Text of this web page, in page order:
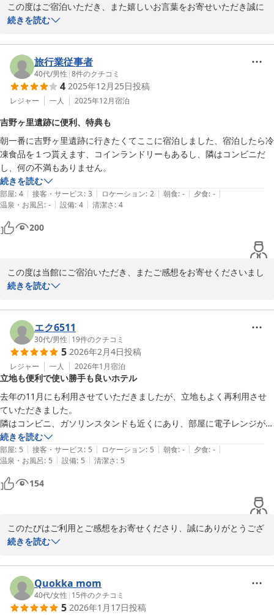
この度はご宿泊いただき、また嬉しいお言葉をお寄せいただき誠に
ありがとうございます。
大変嬉しく存じます。
お部屋のコンパクトさにつきましても、宿泊目的に合わせてご満足
いただけたようで何よりです。
隣にあるコンビニも便利にご利用いただけたようで何よりでござい
ます。
いります。
またのご来訪を心よりお待ちしております。
HOTEL R9 The Yard 神埼
ＨＯＴＥＬ Ｒ９ Ｔｈｅ Ｙａｒｄ 神埼
2026-02-17
続きを読む
旅行業従事者
40代/男性 |8件のクチコミ
4 2025年12月25日投稿
レジャー 一人 2025年12月宿泊
吉野ヶ里遺跡に便利、特典も
朝一番に吉野ヶ里遺跡に行きたくてここに宿泊しました、宿泊したら冷
凍食品を１つ貰えます、コインランドリーもあるし、隣はコンビニだ
し、何の不満もありません。
続きを読む
部屋: 4 | 接客・サービス: 3 | ロケーション: 2 | 朝食: - | 夕食: - |
温泉・お風呂: - | 設備: 4 | 清潔さ: 4
200
この度は当館にご宿泊いただき、またご感想をお寄せくださいまし
て誠にありがとうございます。
にご満足いただけたとのお言葉を頂戴し大変光栄に存じます。
軽食やコインランドリー、隣接するコンビニエンスストアなど、周
辺環境も含め快適にお過ごしいただける環境づくりを今後も継続し
てまいります。
お客様のご期待に沿えるよう、サービスの向上に努めてまいります
ので、また佐賀方面へお越しの際はぜひ当館をご利用くださいま
せ。
改めまして、この度のご利用と温かいお言葉に心より御礼申し上げ
ます。
またのご宿泊をスタッフ一同、心よりお待ち申し上げております。
HOTEL R9 The Yard 神埼
2025-12-24
続きを読む
エク6511
30代/男性 | 19件のクチコミ
5 2026年2月4日投稿
レジャー 一人 2026年1月宿泊
立地も便利で使い勝手も良いホテル
去年の11月にも利用させていただきましたが、立地もよく再利用させ
ていただきました。
隣はコンビニ、ガソリンスタンドも近くにあり、部屋に電子レンジがあ
るのがいいですね
個人的に使い勝手もいいので、また利用させていただきます。
続きを読む
部屋: 5 | 接客・サービス: 5 | ロケーション: 5 | 朝食: - | 夕食: - |
温泉・お風呂: 5 | 設備: 5 | 清潔さ: 5
154
このたびはご利用とご感想をお寄せくださり、誠にありがとうござ
います。
す。
立地や隣接コンビニ、ガソリンスタンドの利便性、そしてお部屋の
電子レンジにご満足いただけたとのこと、大変嬉しく拝見いたしま
続きを読む
Quokka mom
40代/女性 | 15件のクチコミ
5 2026年1月17日投稿